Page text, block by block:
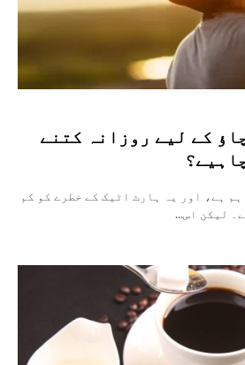
کے لیے روزانہ کتنے
ہے، اور یہ ہارٹ اٹیک کے خطرے کو کم
لیکن اس...